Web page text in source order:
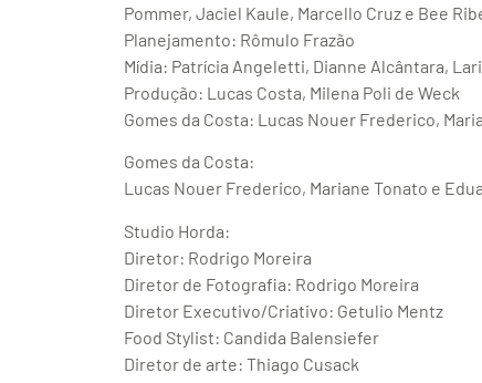
Pommer, Jaciel Kaule, Marcello Cruz e Bee
Planejamento: Rômulo Frazão
Mídia: Patrícia Angeletti, Dianne Alcântara,
Produção: Lucas Costa, Milena Poli de Weck
Gomes da Costa: Lucas Nouer Frederico,
Gomes da Costa:
Lucas Nouer Frederico, Mariane Tonato e
Studio Horda:
Diretor: Rodrigo Moreira
Diretor de Fotografia: Rodrigo Moreira
Diretor Executivo/Criativo: Getulio Mentz
Food Stylist: Candida Balensiefer
Diretor de arte: Thiago Cusack